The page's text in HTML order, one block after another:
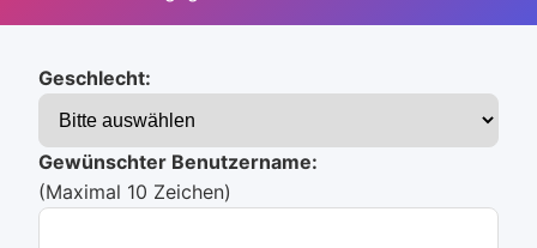
Geschlecht:
Gewünschter Benutzername:
(Maximal 10 Zeichen)